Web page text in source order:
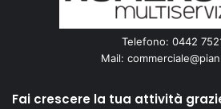
Telefono: 0442
Mail:
Fai crescere la tua attività